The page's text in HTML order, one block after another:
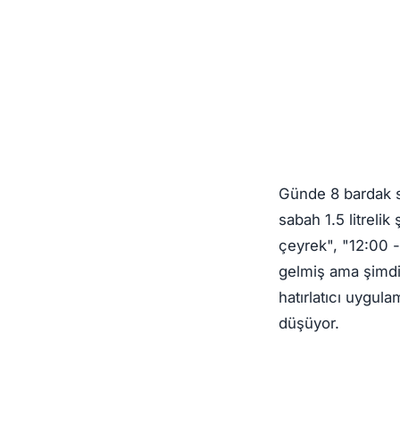
Günde 8 bardak
sabah 1.5 litrelik
çeyrek", "12:00 -
gelmiş ama
hatırlatıcı
düşüyor.